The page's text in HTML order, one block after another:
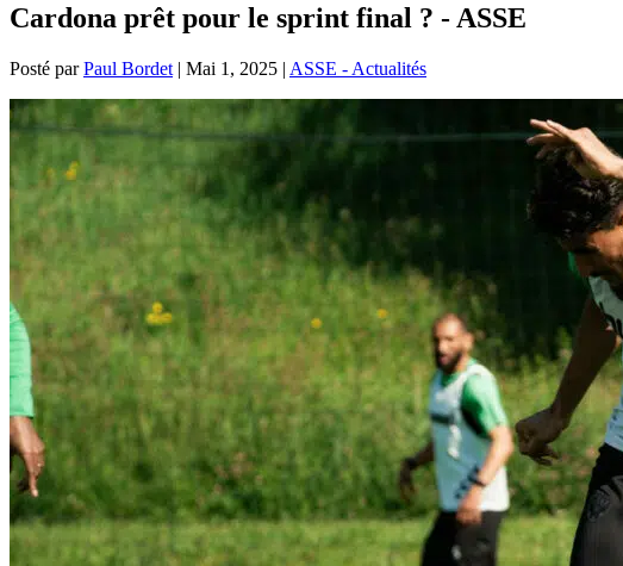
Cardona prêt pour le sprint final ? - ASSE
Posté parPaul Bordet | Mai 1, 2025 | ASSE - Actualités